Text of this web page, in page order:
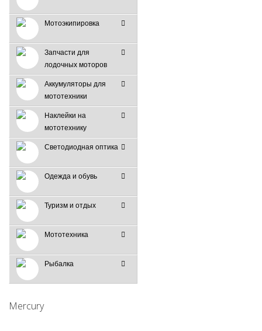
Мотоэкипировка
Запчасти для
лодочных моторов
Аккумуляторы для
мототехники
Наклейки на
мототехнику
Светодиодная оптика
Одежда и обувь
Туризм и отдых
Мототехника
Рыбалка
Mercury